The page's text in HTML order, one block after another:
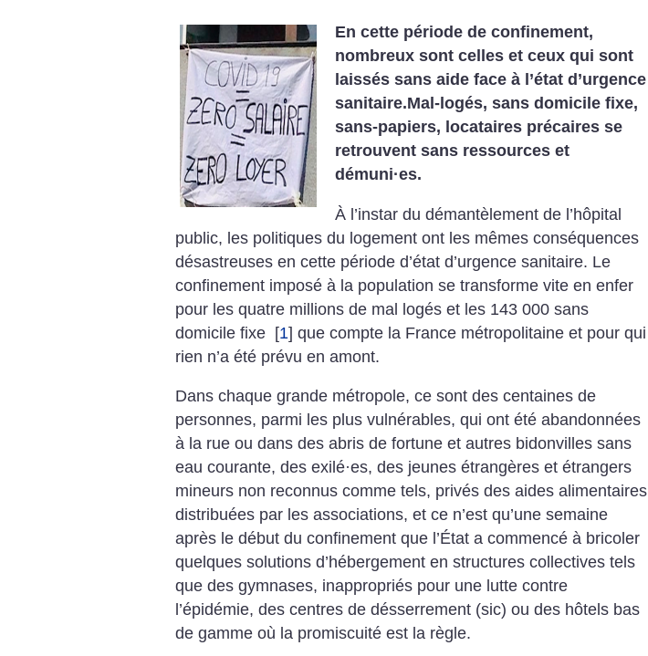
En cette période de confinement,
nombreux sont celles et ceux qui sont
laissés sans aide face à l’état d’urgence
sanitaire.Mal-logés, sans domicile fixe,
sans-papiers, locataires précaires se
retrouvent sans ressources et
démuni·es.
À l’instar du démantèlement de l’hôpital
public, les politiques du logement ont les mêmes conséquences
désastreuses en cette période d’état d’urgence sanitaire. Le
confinement imposé à la population se transforme vite en enfer
pour les quatre millions de mal logés et les 143 000 sans
domicile fixe [1] que compte la France métropolitaine et pour qui
rien n’a été prévu en amont.
Dans chaque grande métropole, ce sont des centaines de
personnes, parmi les plus vulnérables, qui ont été abandonnées
à la rue ou dans des abris de fortune et autres bidonvilles sans
eau courante, des exilé·es, des jeunes étrangères et étrangers
mineurs non reconnus comme tels, privés des aides alimentaires
distribuées par les associations, et ce n’est qu’une semaine
après le début du confinement que l’État a commencé à bricoler
quelques solutions d’hébergement en structures collectives tels
que des gymnases, inappropriés pour une lutte contre
l’épidémie, des centres de désserrement (sic) ou des hôtels bas
de gamme où la promiscuité est la règle.